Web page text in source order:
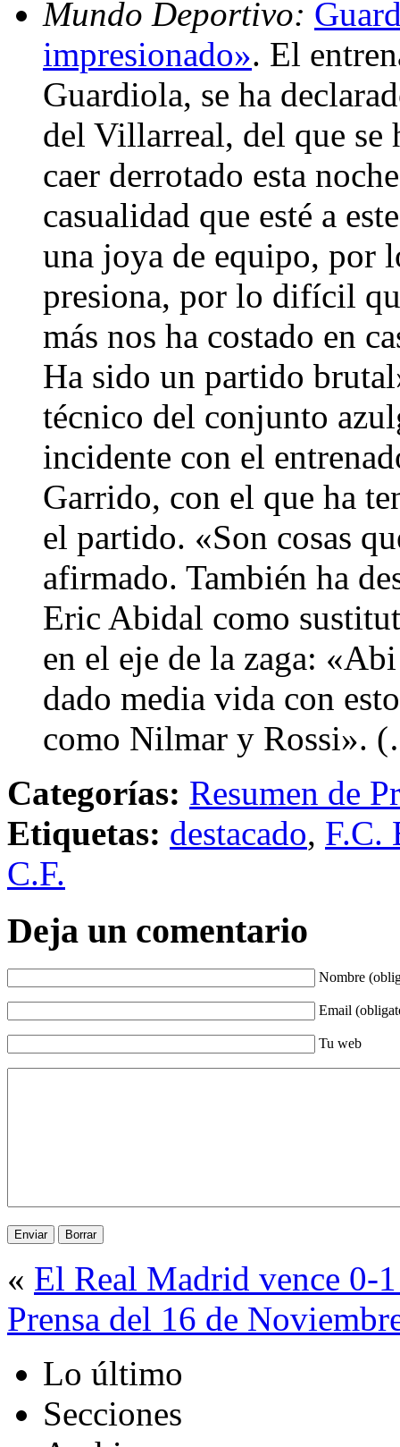
Mundo Deportivo:
impresionado». El
Guardiola, se ha
del Villarreal, del que se
caer derrotado esta
casualidad que esté a
una joya de equipo, por
presiona, por lo difícil
más nos ha costado en
Ha sido un partido
técnico del conjunto
incidente con el
Garrido, con el que ha
el partido. «Son cosas
afirmado. También ha
Eric Abidal como
en el eje de la zaga:
dado media vida con
como Nilmar y Rossi».
Categorías: Resumen de
Etiquetas: destacado, F.C.
C.F.
Deja un comentario
Nombre
Email
Tu web
« El Real Madrid vence 0-
Prensa del 16 de
Lo último
Secciones